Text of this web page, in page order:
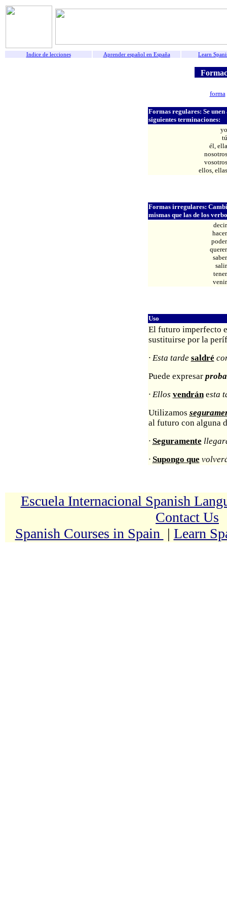
Indice de lecciones Aprender español en España Learn
forma
Formas regulares: Se
siguientes terminaciones:
yo
tú
él, ella
nosotros
vosotros
ellos, ellas
Formas irregulares:
mismas que las de los
decir
hacer
poder
querer
saber
salir
tener
venir
Uso
El futuro imperfecto
sustituirse por la
· Esta tarde saldré
Puede expresar
· Ellos vendrán esta
Utilizamos
al futuro con alguna
· Seguramente
· Supongo que
Escuela Internacional Spanish
Contact Us
Spanish Courses in Spain | Learn